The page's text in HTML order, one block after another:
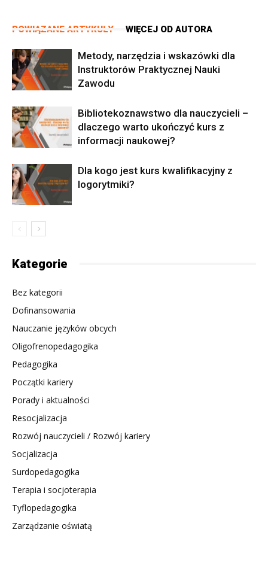
POWIĄZANE ARTYKUŁY WIĘCEJ OD AUTORA
Metody, narzędzia i wskazówki dla
Instruktorów Praktycznej Nauki
Zawodu
Bibliotekoznawstwo dla nauczycieli –
dlaczego warto ukończyć kurs z
informacji naukowej?
Dla kogo jest kurs kwalifikacyjny z
logorytmiki?
Kategorie
Bez kategorii
Dofinansowania
Nauczanie języków obcych
Oligofrenopedagogika
Pedagogika
Początki kariery
Porady i aktualności
Resocjalizacja
Rozwój nauczycieli / Rozwój kariery
Socjalizacja
Surdopedagogika
Terapia i socjoterapia
Tyflopedagogika
Zarządzanie oświatą